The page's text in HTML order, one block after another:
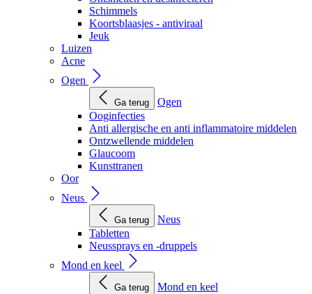
Schimmels
Koortsblaasjes - antiviraal
Jeuk
Luizen
Acne
Ogen
Ga terug
Ogen
Ooginfecties
Anti allergische en anti inflammatoire middelen
Ontzwellende middelen
Glaucoom
Kunsttranen
Oor
Neus
Ga terug
Neus
Tabletten
Neussprays en -druppels
Mond en keel
Ga terug
Mond en keel